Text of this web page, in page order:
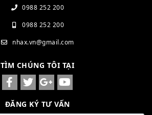
0988 252 200
0988 252 200
nhax.vn@gmail.com
TÌM CHÚNG TÔI TẠI
ĐĂNG KÝ TƯ VẤN